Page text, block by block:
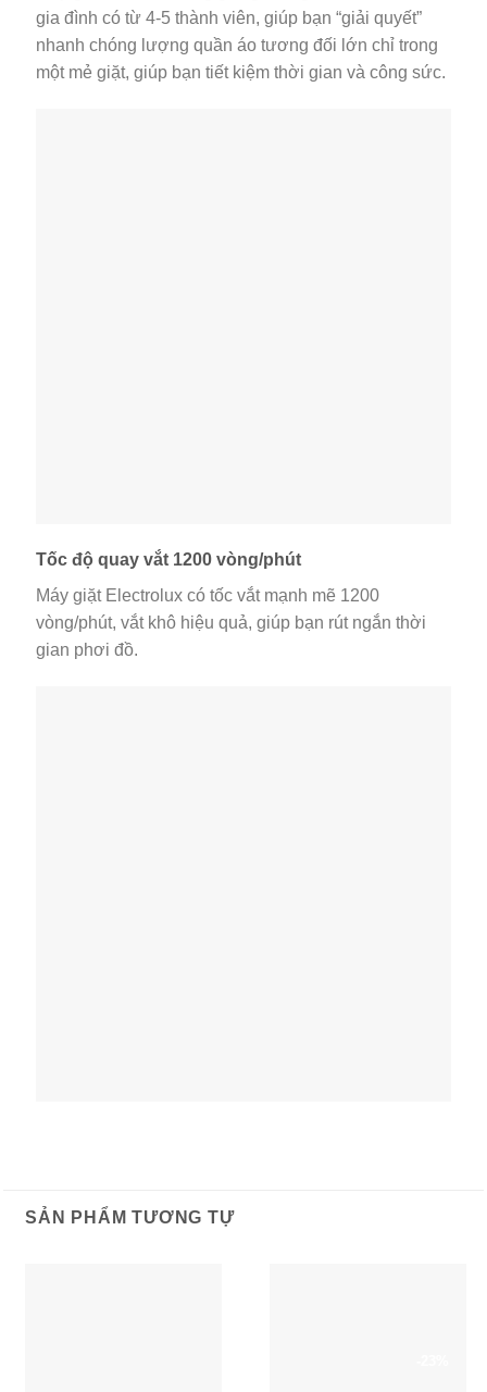
gia đình có từ 4-5 thành viên, giúp bạn “giải quyết”
nhanh chóng lượng quần áo tương đối lớn chỉ trong
một mẻ giặt, giúp bạn tiết kiệm thời gian và công sức.
Tốc độ quay vắt 1200 vòng/phút
Máy giặt Electrolux có tốc vắt mạnh mẽ 1200
vòng/phút, vắt khô hiệu quả, giúp bạn rút ngắn thời
gian phơi đồ.
SẢN PHẨM TƯƠNG TỰ